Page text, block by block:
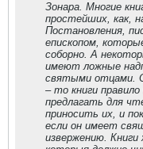
Зонара. Многие
простейших, как,
Постановления,
епископом,
соборно. А
имеют ложные
святыми отцами.
– то книги
предлагать для
приносить их, и
если он имеет
извержению.